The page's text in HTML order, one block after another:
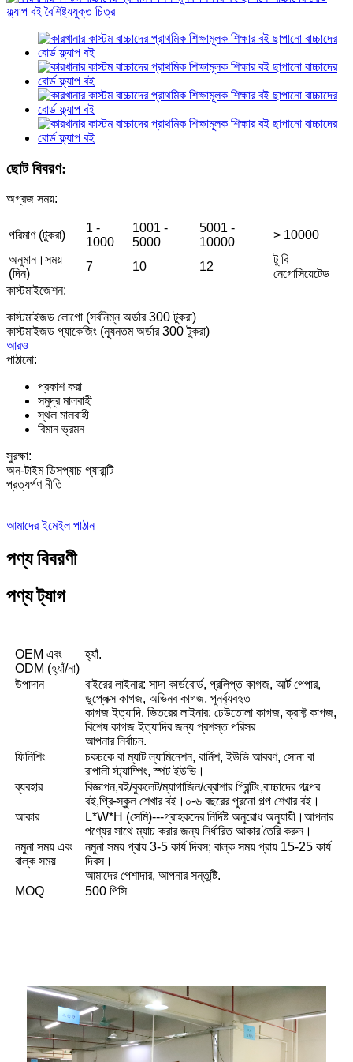
ছোট বিবরণ:
অগ্রজ সময়:
পরিমাণ (টুকরা)
1 -
1000
1001 -
5000
5001 -
10000
> 10000
অনুমান।সময়
(দিন)
7 10 12
টু বি
নেগোসিয়েটেড
কাস্টমাইজেশন:
কাস্টমাইজড লোগো (সর্বনিম্ন অর্ডার 300 টুকরা)
কাস্টমাইজড প্যাকেজিং (ন্যূনতম অর্ডার 300 টুকরা)
আরও
পাঠানো:
প্রকাশ করা
সমুদ্র মালবাহী
স্থল মালবাহী
বিমান ভ্রমন
সুরক্ষা:
অন-টাইম ডিসপ্যাচ গ্যারান্টি
প্রত্যর্পণ নীতি
আমাদের ইমেইল পাঠান
পণ্য বিবরণী
পণ্য ট্যাগ
OEM এবং
ODM (হ্যাঁ/না)
হ্যাঁ.
উপাদান
বাইরের লাইনার: সাদা কার্ডবোর্ড, প্রলিপ্ত কাগজ, আর্ট পেপার,
ডুপ্লেক্স কাগজ, অভিনব কাগজ, পুনর্ব্যবহৃত
কাগজ ইত্যাদি. ভিতরের লাইনার: ঢেউতোলা কাগজ, ক্রাফ্ট কাগজ,
বিশেষ কাগজ ইত্যাদির জন্য প্রশস্ত পরিসর
আপনার নির্বাচন.
ফিনিশিং
চকচকে বা ম্যাট ল্যামিনেশন, বার্নিশ, ইউভি আবরণ, সোনা বা
রূপালী স্ট্যাম্পিং, স্পট ইউভি।
ব্যবহার
বিজ্ঞাপন,বই/বুকলেট/ম্যাগাজিন/ব্রোশার প্রিন্টিং,বাচ্চাদের গল্পের
বই,প্রি-স্কুল শেখার বই।০-৬ বছরের পুরনো গল্প শেখার বই।
আকার
L*W*H (সেমি)---গ্রাহকদের নির্দিষ্ট অনুরোধ অনুযায়ী।আপনার
পণ্যের সাথে ম্যাচ করার জন্য নির্ধারিত আকার তৈরি করুন।
নমুনা সময় এবং
বাল্ক সময়
নমুনা সময় প্রায় 3-5 কার্য দিবস; বাল্ক সময় প্রায় 15-25 কার্য
দিবস।
আমাদের পেশাদার, আপনার সন্তুষ্টি.
MOQ
500 পিসি